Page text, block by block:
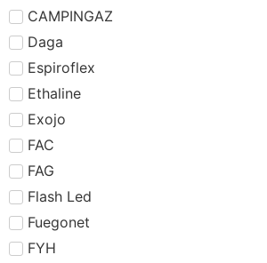
CAMPINGAZ
Daga
Espiroflex
Ethaline
Exojo
FAC
FAG
Flash Led
Fuegonet
FYH